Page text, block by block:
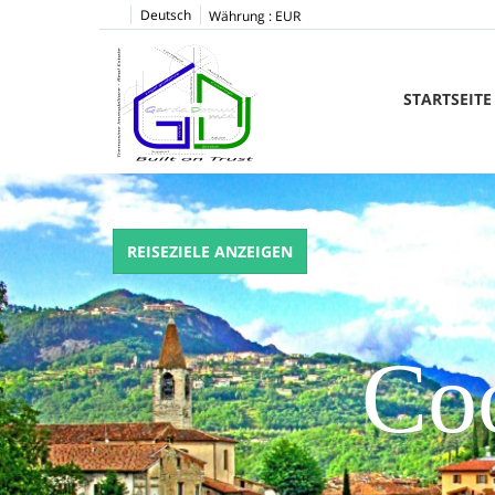
Deutsch Währung : EUR
STARTSEITE
REISEZIELE ANZEIGEN